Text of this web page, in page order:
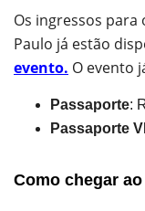
Os ingressos para
Paulo já estão
evento. O evento
Passaporte:
Passaporte
Como chegar